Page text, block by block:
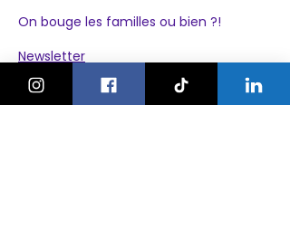
On bouge les familles ou bien ?!
Newsletter
Instagram
À propos